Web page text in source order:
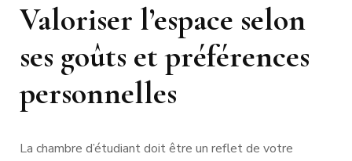
Valoriser l’espace selon
ses goûts et préférences
personnelles
La chambre d’étudiant doit être un reflet de votre